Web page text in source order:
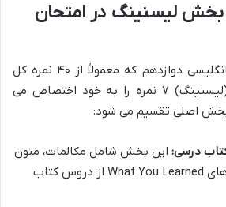
بخش لیسنینگ در امتحان
در امتحان نهایی زبان انگلیسی دوازدهم که معمولاً از ۴۰ نمره کل
است، بخش شنیداری (لیسنینگ) ۷ نمره را به خود اختصاص می
این بخش شامل مکالمات، متون
شنیداری و بخش های What You Learned از دروس کتاب